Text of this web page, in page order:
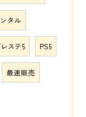
タル
ステ5 PS5
最速販売